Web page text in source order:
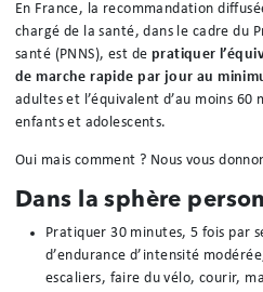
En France, la recommandation
chargé de la santé, dans le cadre du
santé (PNNS), est de pratiquer
de marche rapide par jour au
adultes et l’équivalent d’au moins 60
enfants et adolescents.
Oui mais comment ? Nous vous
Dans la sphère
Pratiquer 30 minutes, 5 fois par
d’endurance d’intensité
escaliers, faire du vélo, courir,